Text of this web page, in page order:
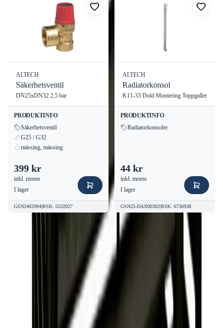
ALTECH
Säkerhetsventil
DN25xDN32 2,5 bar
PRODUKTINFO
Säkerhetsventil
G25 / G32
mässing, mässing
399 kr
inkl. moms
I lager
GSN2402994|RSK: 5532027
ALTECH
Radiatorkonsol
K11-33 Dold Montering Toppgaller
PRODUKTINFO
Radiatorkonsoler
44 kr
inkl. moms
I lager
GSN25-DAX00302|RSK: 6736938
Vanliga frågor om Altech
Värmepumpshus Svart
Värmepumpsskydd RSK 6259005
Vanliga frågor
om Altech
Värmepumpshus Svart